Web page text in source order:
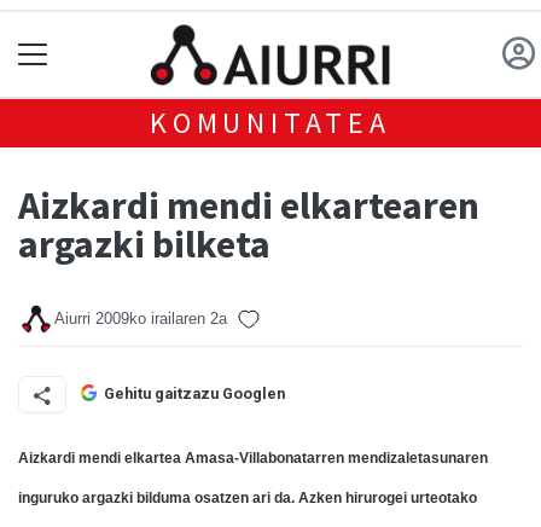
KOMUNITATEA
Aizkardi mendi elkartearen
argazki bilketa
Aiurri 2009ko irailaren 2a
Gehitu gaitzazu Googlen
Aizkardi mendi elkartea Amasa-Villabonatarren mendizaletasunaren
inguruko argazki bilduma osatzen ari da. Azken hirurogei urteotako